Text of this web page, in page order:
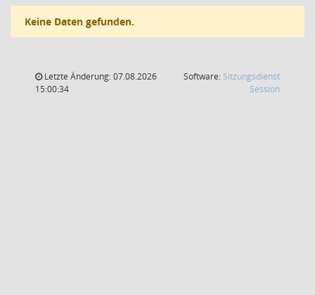
Keine Daten gefunden.
Letzte Änderung: 07.08.2026
15:00:34
Software: Sitzungsdienst
Session(Wird in